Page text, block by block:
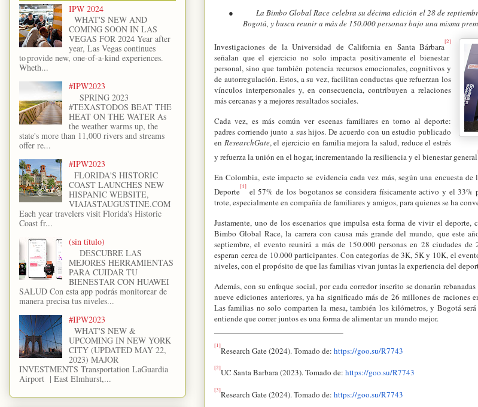
●
La Bimbo Global Race celebra su décima edición el 28 de
Bogotá, y busca reunir a más de 150.000 personas bajo una misma
Investigaciones de la Universidad de California en Santa Bárbara[2]
señalan que el ejercicio no solo impacta positivamente el bienestar
personal, sino que también potencia recursos emocionales, cognitivos y
de autorregulación. Estos, a su vez, facilitan conductas que refuerzan los
vínculos interpersonales y, en consecuencia, contribuyen a relaciones
más cercanas y a mejores resultados sociales.
Cada vez, es más común ver escenas familiares en torno al deporte:
padres corriendo junto a sus hijos. De acuerdo con un estudio publicado
en ResearchGate, el ejercicio en familia mejora la salud, reduce el estrés
y refuerza la unión en el hogar, incrementando la resiliencia y el bienestar general
En Colombia, este impacto se evidencia cada vez más, según una encuesta
Deporte[4] el 57% de los bogotanos se considera físicamente activo y el 33%
trote, especialmente en compañía de familiares y amigos, para quienes se ha
Justamente, uno de los escenarios que impulsa esta forma de vivir el
Bimbo Global Race, la carrera con causa más grande del mundo, que este
septiembre, el evento reunirá a más de 150.000 personas en 28 ciudades
esperan cerca de 10.000 participantes. Con categorías de 3K, 5K y 10K, el
niveles, con el propósito de que las familias vivan juntas la experiencia del
Además, con su enfoque social, por cada corredor inscrito se donarán
nueve ediciones anteriores, ya ha significado más de 26 millones de raciones
Las familias no solo comparten la mesa, también los kilómetros, y Bogotá
entiende que correr juntos es una forma de alimentar un mundo mejor.
[1]Research Gate (2024). Tomado de: https://goo.su/R7743
[2]UC Santa Barbara (2023). Tomado de: https://goo.su/R7743
[3]Research Gate (2024). Tomado de: https://goo.su/R7743
IPW 2024
WHAT'S NEW AND
COMING SOON IN LAS
VEGAS FOR 2024 Year after
year, Las Vegas continues
to provide new, one-of-a-kind experiences.
Wheth...
#IPW2023
SPRING 2023
#TEXASTODOS BEAT THE
HEAT ON THE WATER As
the weather warms up, the
state's more than 11,000 rivers and streams
offer re...
#IPW2023
FLORIDA'S HISTORIC
COAST LAUNCHES NEW
HISPANIC WEBSITE,
VIAJASTAUGUSTINE.COM
Each year travelers visit Florida's Historic
Coast fr...
(sin título)
DESCUBRE LAS
MEJORES HERRAMIENTAS
PARA CUIDAR TU
BIENESTAR CON HUAWEI
SALUD Con esta app podrás monitorear de
manera precisa tus niveles...
#IPW2023
WHAT'S NEW &
UPCOMING IN NEW YORK
CITY (UPDATED MAY 22,
2023) MAJOR
INVESTMENTS Transportation LaGuardia
Airport | East Elmhurst,...